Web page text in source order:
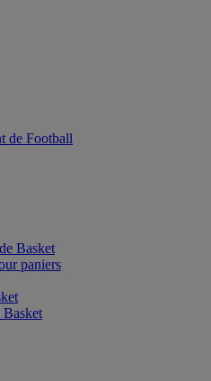
de Football
Basket
paniers
Basket